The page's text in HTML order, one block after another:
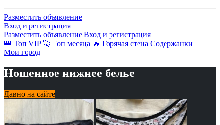
Разместить объявление
Вход и регистрация
Разместить объявление Вход и регистрация
👑 Топ VIP 🚀 Топ месяца 🔥 Горячая стена Содержанки
Мой город
Ношенное нижнее белье
Давно на сайте